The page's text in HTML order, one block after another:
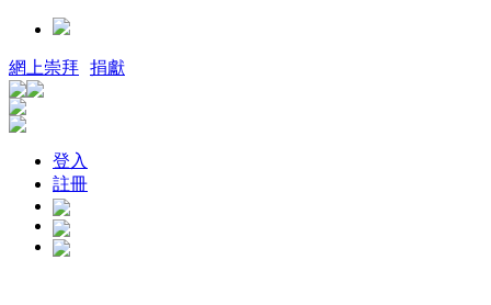
網上崇拜 捐獻
登入
註冊